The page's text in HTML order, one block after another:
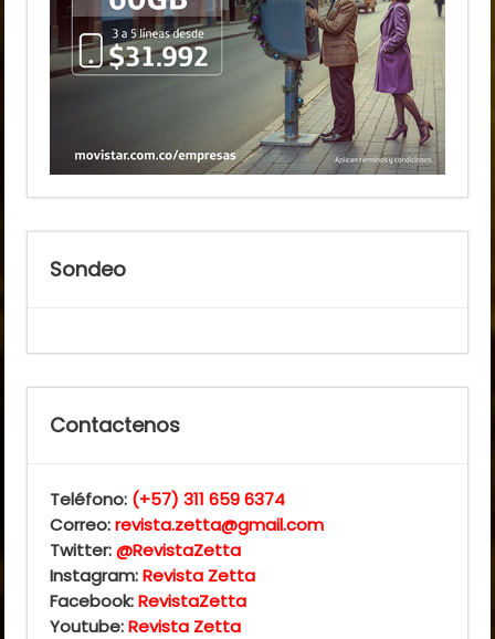
Sondeo
Contactenos
Teléfono: (+57) 311 659 6374
Correo:revista.zetta@gmail.com
Twitter:@RevistaZetta
Instagram:Revista Zetta
Facebook:RevistaZetta
Youtube:Revista Zetta